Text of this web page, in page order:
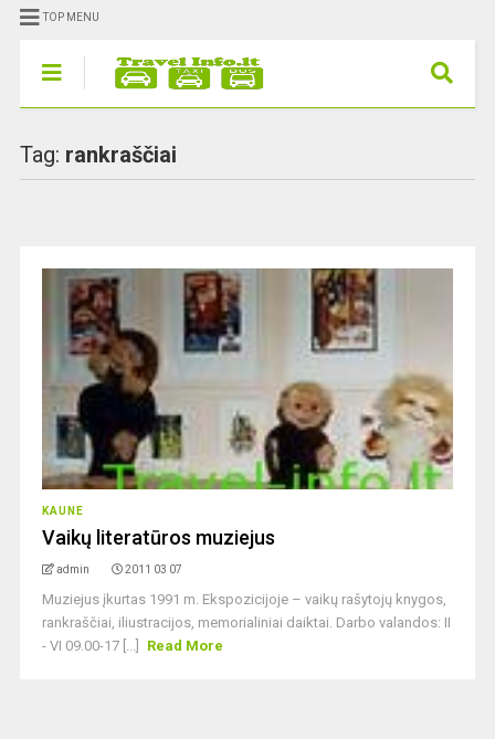
TOP MENU
Tag: rankraščiai
KAUNE
Vaikų literatūros muziejus
admin 2011 03 07
Muziejus įkurtas 1991 m. Ekspozicijoje – vaikų rašytojų knygos,
rankraščiai, iliustracijos, memorialiniai daiktai. Darbo valandos: II
- VI 09.00-17 [...]
Read More